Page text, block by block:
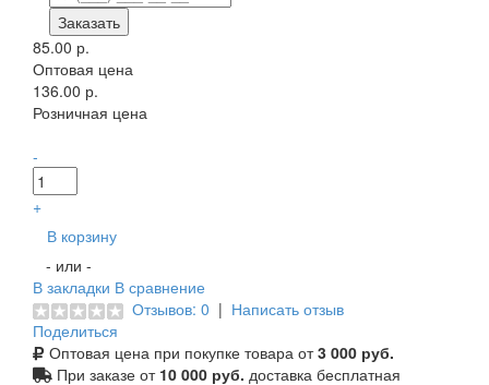
Заказать
85.00 р.
Оптовая цена
136.00 р.
Розничная цена
-
+
В корзину
- или -
В закладки В сравнение
Отзывов: 0 | Написать отзыв
Поделиться
Оптовая цена при покупке товара от3 000 руб.
При заказе от 10 000 руб. доставка бесплатная